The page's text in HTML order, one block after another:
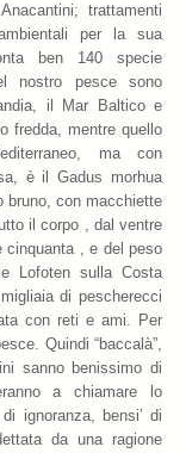
trattamenti
per la sua
ben 140 specie
nostro pesce sono
il Mar Baltico e
fredda, mentre quello
ma con
è il Gadus morhua
bruno, con macchiette
il corpo , dal ventre
cinquanta , e del peso
Lofoten sulla Costa
di pescherecci
con reti e ami. Per
Quindi “baccalà”,
sanno benissimo di
a chiamare lo
ignoranza, bensi’ di
da una ragione